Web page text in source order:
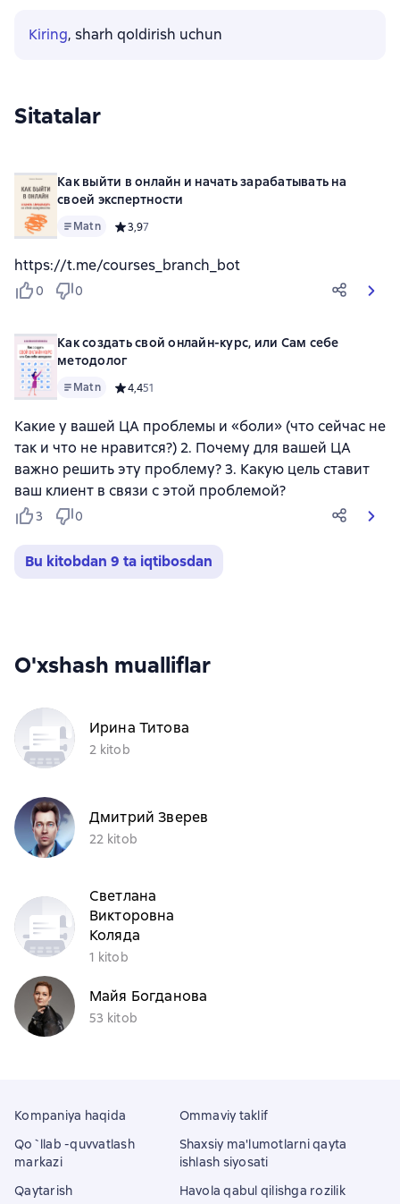
Kiring, sharh qoldirish uchun
Sitatalar
Как выйти в онлайн и начать зарабатывать на
своей экспертности
Matn Средний рейтинг 3,9 на основе 7 оценок
3,97
https://t.me/courses_branch_bot
0 0
Как создать свой онлайн-курс, или Сам себе
методолог
Matn Средний рейтинг 4,4 на основе 51 оценок
4,451
Какие у вашей ЦА проблемы и «боли» (что сейчас не
так и что не нравится?) 2. Почему для вашей ЦА
важно решить эту проблему? 3. Какую цель ставит
ваш клиент в связи с этой проблемой?
3 0
Bu kitobdan 9 ta iqtibosdan
O'xshash mualliflar
Ирина Титова
2 kitob
Дмитрий Зверев
22 kitob
Светлана
Викторовна
Коляда
1 kitob
Майя Богданова
53 kitob
Kompaniya haqida
Qo`llab -quvvatlash
markazi
Qaytarish
Ommaviy taklif
Shaxsiy ma'lumotlarni qayta
ishlash siyosati
Havola qabul qilishga rozilik